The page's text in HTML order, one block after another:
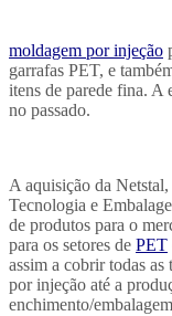
moldagem por injeção
garrafas PET, e
itens de parede fina. A
no passado.
A aquisição da
Tecnologia e
de produtos para o
para os setores de PET
assim a cobrir todas
por injeção até a
enchimento/